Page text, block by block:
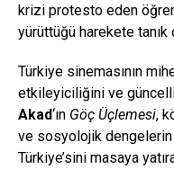
krizi protesto eden
yürüttüğü harekete tanık
Türkiye sinemasının
etkileyiciliğini ve
Akad‘ın Göç Üçlemesi,
ve sosyolojik dengelerin
Türkiye’sini masaya